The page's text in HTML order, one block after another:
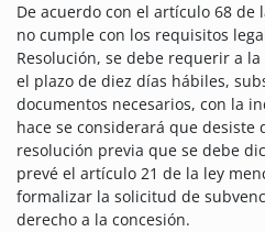
De acuerdo con el artículo 68 de
no cumple con los requisitos
Resolución, se debe requerir a
el plazo de diez días hábiles,
documentos necesarios, con la
hace se considerará que desiste
resolución previa que se debe
prevé el artículo 21 de la ley
formalizar la solicitud de
derecho a la concesión.